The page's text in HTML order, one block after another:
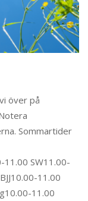
över på
Sommartider
SW11.00-
11.00
11.00